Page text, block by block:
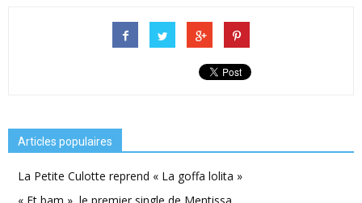
Articles populaires
La Petite Culotte reprend « La goffa lolita »